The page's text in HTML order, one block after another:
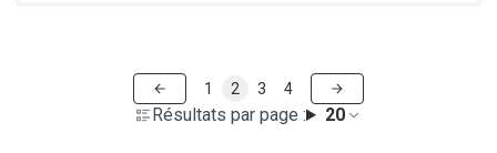
Résultats par page : 20
1 2 3 4